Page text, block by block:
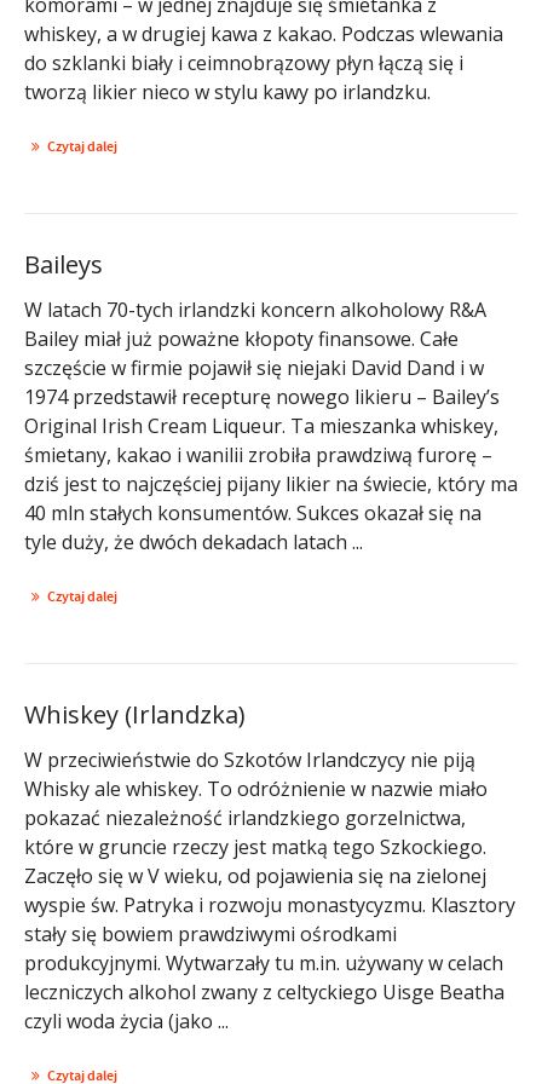
whiskey, a w drugiej kawa z kakao. Podczas wlewania
do szklanki biały i ceimnobrązowy płyn łączą się i
tworzą likier nieco w stylu kawy po irlandzku.
Czytaj dalej
Baileys
W latach 70-tych irlandzki koncern alkoholowy R&A
Bailey miał już poważne kłopoty finansowe. Całe
szczęście w firmie pojawił się niejaki David Dand i w
1974 przedstawił recepturę nowego likieru – Bailey’s
Original Irish Cream Liqueur. Ta mieszanka whiskey,
śmietany, kakao i wanilii zrobiła prawdziwą furorę –
dziś jest to najczęściej pijany likier na świecie, który ma
40 mln stałych konsumentów. Sukces okazał się na
tyle duży, że dwóch dekadach latach ...
Czytaj dalej
Whiskey (Irlandzka)
W przeciwieństwie do Szkotów Irlandczycy nie piją
Whisky ale whiskey. To odróżnienie w nazwie miało
pokazać niezależność irlandzkiego gorzelnictwa,
które w gruncie rzeczy jest matką tego Szkockiego.
Zaczęło się w V wieku, od pojawienia się na zielonej
wyspie św. Patryka i rozwoju monastycyzmu. Klasztory
stały się bowiem prawdziwymi ośrodkami
produkcyjnymi. Wytwarzały tu m.in. używany w celach
leczniczych alkohol zwany z celtyckiego Uisge Beatha
czyli woda życia (jako ...
Czytaj dalej